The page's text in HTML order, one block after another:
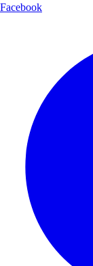
Facebook